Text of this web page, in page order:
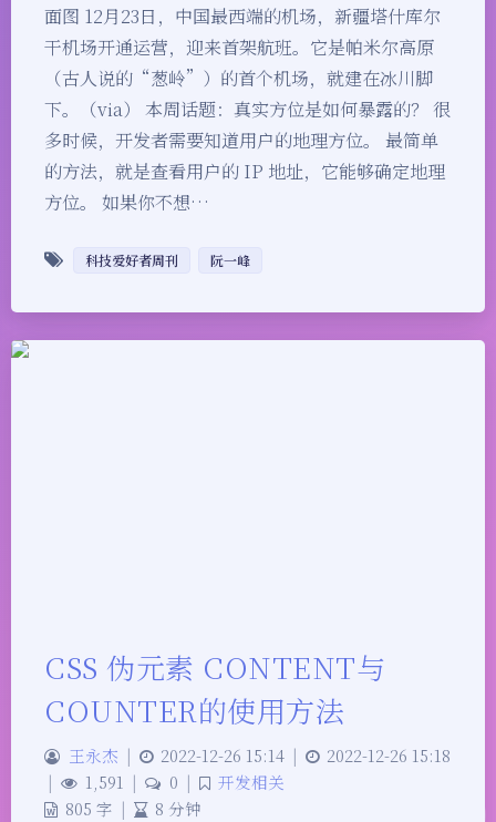
面图 12月23日，中国最西端的机场，新疆塔什库尔
干机场开通运营，迎来首架航班。它是帕米尔高原
（古人说的“葱岭”）的首个机场，就建在冰川脚
下。（via） 本周话题：真实方位是如何暴露的？ 很
多时候，开发者需要知道用户的地理方位。 最简单
的方法，就是查看用户的 IP 地址，它能够确定地理
方位。 如果你不想…
科技爱好者周刊 阮一峰
CSS 伪元素 CONTENT与
COUNTER的使用方法
王永杰 | 2022-12-26 15:14 |
2022-12-26 15:18
|
1,591 | 0 |
开发相关
805 字 | 8 分钟